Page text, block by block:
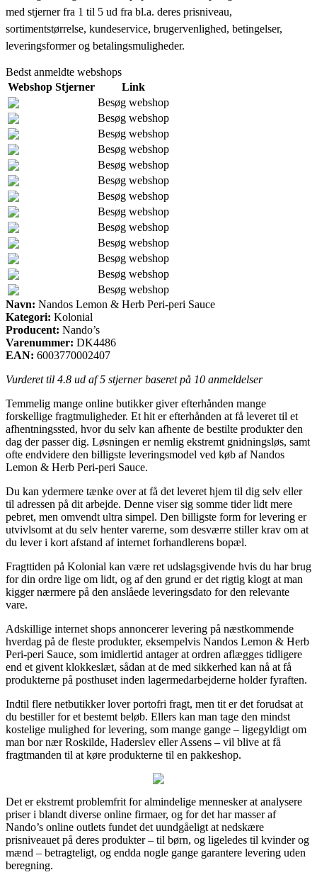
med stjerner fra 1 til 5 ud fra bl.a. deres prisniveau,
sortimentstørrelse, kundeservice, brugervenlighed, betingelser,
leveringsformer og betalingsmuligheder.
Bedst anmeldte webshops
Webshop Stjerner
Link
Besøg webshop
Besøg webshop
Besøg webshop
Besøg webshop
Besøg webshop
Besøg webshop
Besøg webshop
Besøg webshop
Besøg webshop
Besøg webshop
Besøg webshop
Besøg webshop
Besøg webshop
Navn: Nandos Lemon & Herb Peri-peri Sauce
Kategori: Kolonial
Producent: Nando’s
Varenummer: DK4486
EAN: 6003770002407
Vurderet til 4.8 ud af 5 stjerner baseret på 10 anmeldelser
Temmelig mange online butikker giver efterhånden mange
forskellige fragtmuligheder. Et hit er efterhånden at få leveret til et
afhentningssted, hvor du selv kan afhente de bestilte produkter den
dag der passer dig. Løsningen er nemlig ekstremt gnidningsløs, samt
ofte endvidere den billigste leveringsmodel ved køb af Nandos
Lemon & Herb Peri-peri Sauce.
Du kan ydermere tænke over at få det leveret hjem til dig selv eller
til adressen på dit arbejde. Denne viser sig somme tider lidt mere
pebret, men omvendt ultra simpel. Den billigste form for levering er
utvivlsomt at du selv henter varerne, som desværre stiller krav om at
du lever i kort afstand af internet forhandlerens bopæl.
Fragttiden på Kolonial kan være ret udslagsgivende hvis du har brug
for din ordre lige om lidt, og af den grund er det rigtig klogt at man
kigger nærmere på den anslåede leveringsdato for den relevante
vare.
Adskillige internet shops annoncerer levering på næstkommende
hverdag på de fleste produkter, eksempelvis Nandos Lemon & Herb
Peri-peri Sauce, som imidlertid antager at ordren aflægges tidligere
end et givent klokkeslæt, sådan at de med sikkerhed kan nå at få
produkterne på posthuset inden lagermedarbejderne holder fyraften.
Indtil flere netbutikker lover portofri fragt, men tit er det forudsat at
du bestiller for et bestemt beløb. Ellers kan man tage den mindst
kostelige mulighed for levering, som mange gange – ligegyldigt om
man bor nær Roskilde, Haderslev eller Assens – vil blive at få
fragtmanden til at køre produkterne til en pakkeshop.
Det er ekstremt problemfrit for almindelige mennesker at analysere
priser i blandt diverse online firmaer, og for det har masser af
Nando’s online outlets fundet det uundgåeligt at nedskære
prisniveauet på deres produkter – til børn, og ligeledes til kvinder og
mænd – betragteligt, og endda nogle gange garantere levering uden
beregning.